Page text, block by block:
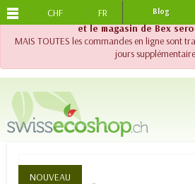
!! Important !! Jusqu'au 20 août 2026,
et le magasin de Bex
MAIS TOUTES les commandes en ligne sont
jours
PORTS
CHF FR Blog
NOUVEAU